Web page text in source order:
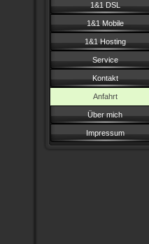
1&1 DSL
1&1 Mobile
1&1 Hosting
Service
Kontakt
Anfahrt
Über mich
Impressum